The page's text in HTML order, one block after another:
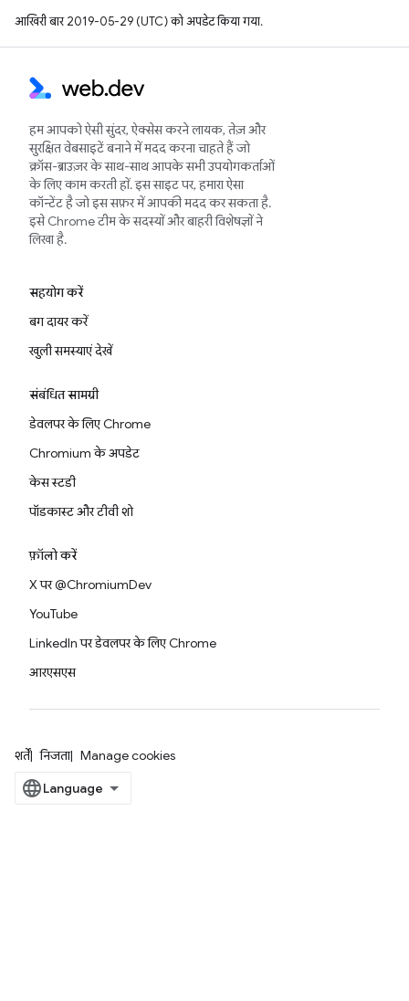
आखिरी बार 2019-05-29 (UTC) को अपडेट किया गया.
हम आपको ऐसी सुंदर, ऐक्सेस करने लायक, तेज़ और
सुरक्षित वेबसाइटें बनाने में मदद करना चाहते हैं जो
क्रॉस-ब्राउज़र के साथ-साथ आपके सभी उपयोगकर्ताओं
के लिए काम करती हों. इस साइट पर, हमारा ऐसा
कॉन्टेंट है जो इस सफ़र में आपकी मदद कर सकता है.
इसे Chrome टीम के सदस्यों और बाहरी विशेषज्ञों ने
लिखा है.
सहयोग करें
बग दायर करें
खुली समस्याएं देखें
संबंधित सामग्री
डेवलपर के लिए Chrome
Chromium के अपडेट
केस स्टडी
पॉडकास्ट और टीवी शो
फ़ॉलो करें
X पर @ChromiumDev
YouTube
LinkedIn पर डेवलपर के लिए Chrome
आरएसएस
शर्तें निजता Manage cookies